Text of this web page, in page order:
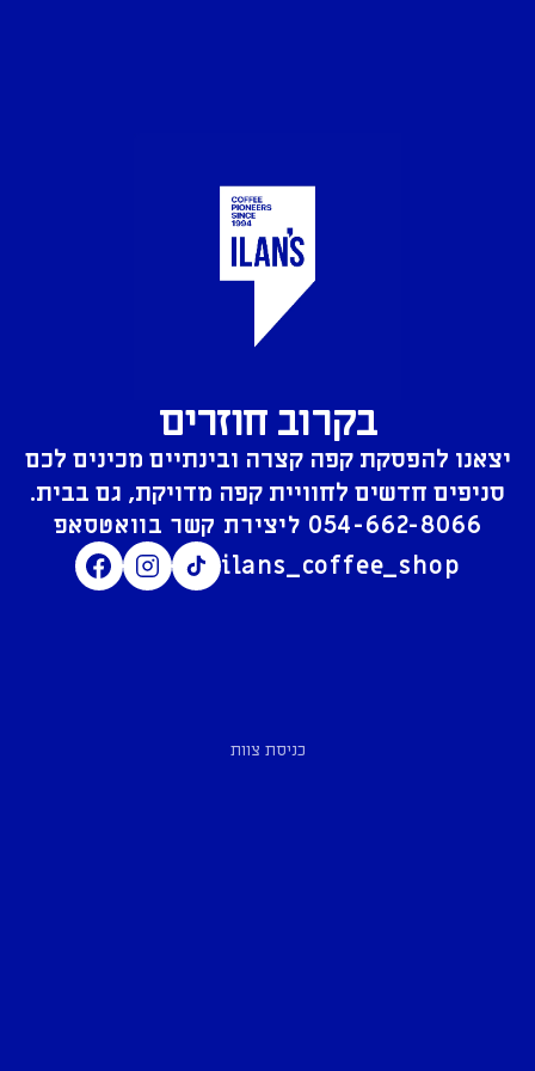
בקרוב חוזרים
יצאנו להפסקת קפה קצרה ובינתיים מכינים לכם
סניפים חדשים לחוויית קפה מדויקת, גם בבית.
054-662-8066
ilans_coffee_shop
כניסת צוות